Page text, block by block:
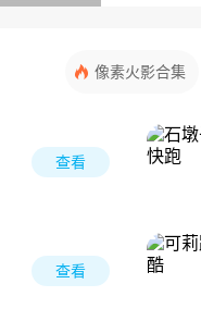
像素火影合集
查看
查看